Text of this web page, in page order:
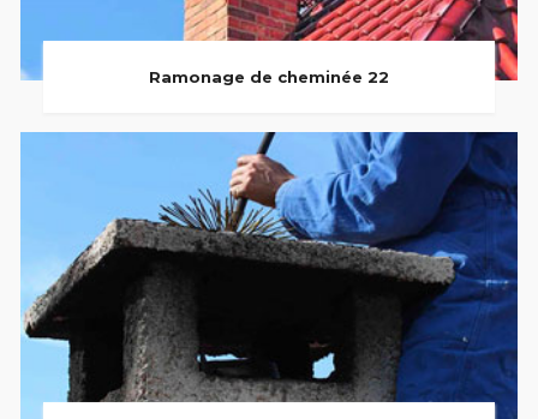
Ramonage de cheminée 22